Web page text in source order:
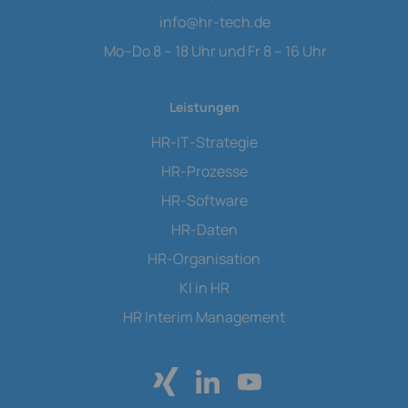
info@hr-tech.de
Mo–Do 8 – 18 Uhr und Fr 8 – 16 Uhr
Leistungen
HR-IT-Strategie
HR-Prozesse
HR-Software
HR-Daten
HR-Organisation
KI in HR
HR Interim Management